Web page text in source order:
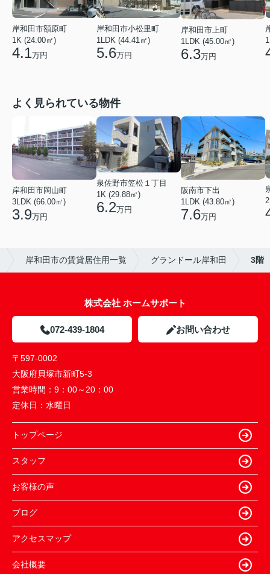
岸和田市額原町
1K (24.00㎡)
4.1万円
岸和田市小松里町
1LDK (44.41㎡)
5.6万円
岸和田市上町
1LDK (45.00㎡)
6.3万円
よく見られている物件
岸和田市岡山町
3LDK (66.00㎡)
3.9万円
泉佐野市笠松１丁目
1K (29.88㎡)
6.2万円
阪南市下出
1LDK (43.80㎡)
7.6万円
岸和田市の賃貸居住用一覧 グランドール岸和田 3階
株式会社 ホームサポート
072-439-1804 お問い合わせ
〒597-0002
大阪府貝塚市新町5-3
営業時間： 9：00～20：00
定休日： 水曜日
トップページ
スタッフ
お客様の声
ブログ
アクセスマップ
会社概要